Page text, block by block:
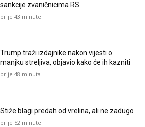
sankcije zvaničnicima RS
prije 43 minute
Trump traži izdajnike nakon vijesti o
manjku streljiva, objavio kako će ih kazniti
prije 48 minuta
Stiže blagi predah od vrelina, ali ne zadugo
prije 52 minute